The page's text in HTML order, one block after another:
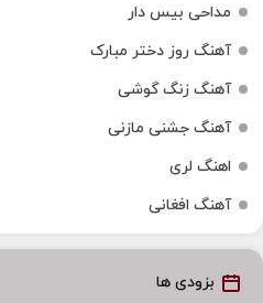
مداحی بیس دار
آهنگ روز دختر مبارک
آهنگ زنگ گوشی
آهنگ جشنی مازنی
اهنگ لری
آهنگ افغانی
بزودی ها